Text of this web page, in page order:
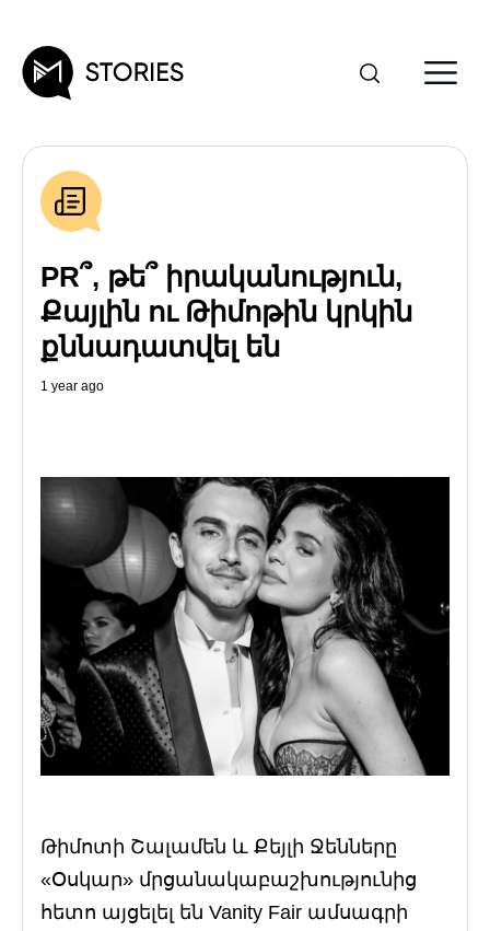
PR՞, թե՞ իրականություն,
Քայլին ու Թիմոթին կրկին
քննադատվել են
1 year ago
Թիմոտի Շալամեն և Քեյլի Ջենները
«Օսկար» մրցանակաբաշխությունից
հետո այցելել են Vanity Fair ամսագրի